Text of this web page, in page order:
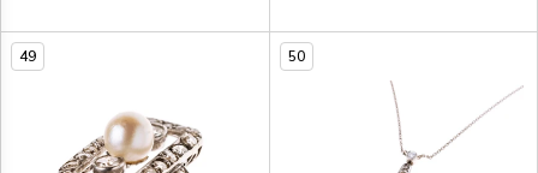
Altschliffdiamanten gerahmt
werden. Zusatzlich ist der
Diamanten besetzt.
49 50